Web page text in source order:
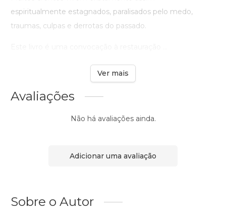
espiritualmente estagnados, paralisados pelo medo,
traumas, culpas e derrotas do passado.
Ver mais
Avaliações
Não há avaliações ainda.
Adicionar uma avaliação
Sobre o Autor